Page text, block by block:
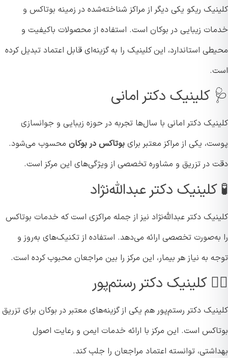
ریکو یکی دیگر از مراکز شناخته‌شده در زمینه بوتاکس و
زیبایی در بوکان است. استفاده از محصولات باکیفیت و
استاندارد، این کلینیک را به گزینه‌ای قابل اعتماد تبدیل کرده
دکتر امانی
دکتر امانی با سال‌ها تجربه در حوزه زیبایی و جوانسازی
یکی از مراکز معتبر برایبوتاکس در بوکانمحسوب می‌شود.
در تزریق و مشاوره تخصصی از ویژگی‌های این مرکز است.
دکتر عبدالله‌نژاد
دکتر عبدالله‌نژاد نیز از جمله مراکزی است که خدمات بوتاکس
تخصصی ارائه می‌دهد. استفاده از تکنیک‌های به‌روز و
به نیاز هر بیمار، این مرکز را بین مراجعان محبوب کرده است.
کلینیک دکتر رستم‌پور
دکتر رستم‌پور هم یکی از گزینه‌های معتبر در بوکان برای تزریق
است. این مرکز با ارائه خدمات ایمن و رعایت اصول
توانسته اعتماد مراجعان را جلب کند.